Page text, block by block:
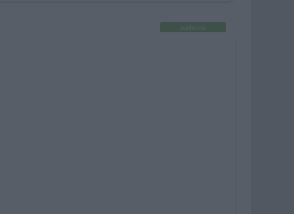
pubblicità